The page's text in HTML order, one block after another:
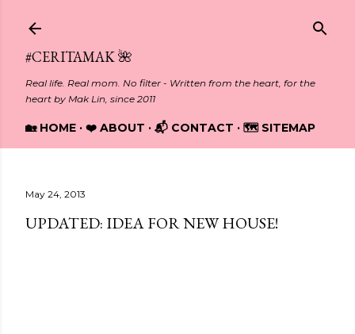
#CERITAMAK 🌺
Real life. Real mom. No filter - Written from the heart, for the
heart by Mak Lin, since 2011
🏡 HOME ❤️ ABOUT 📬 CONTACT 🗺️ SITEMAP
May 24, 2013
UPDATED: IDEA FOR NEW HOUSE!